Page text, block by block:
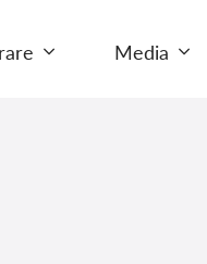
Media